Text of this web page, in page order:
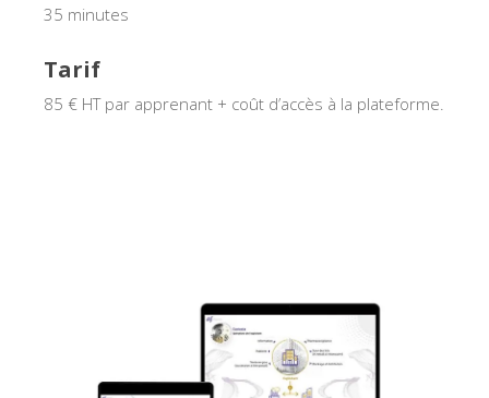
35 minutes
Tarif
85 € HT par apprenant + coût d’accès à la plateforme.